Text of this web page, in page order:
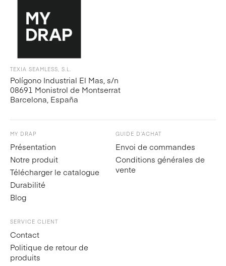
TEXIA SEAMLESS, S.L.
Polígono Industrial El Mas, s/n
08691 Monistrol de Montserrat
Barcelona, España
MY DRAP
Présentation
Notre produit
Télécharger le catalogue
Durabilité
Blog
GUIDE D’ACHAT
Envoi de commandes
Conditions générales de
vente
SERVICE CLIENT
Contact
Politique de retour de
produits